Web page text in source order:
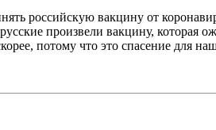
российскую вакцину от
произвели вакцину,
потому что это спасение для